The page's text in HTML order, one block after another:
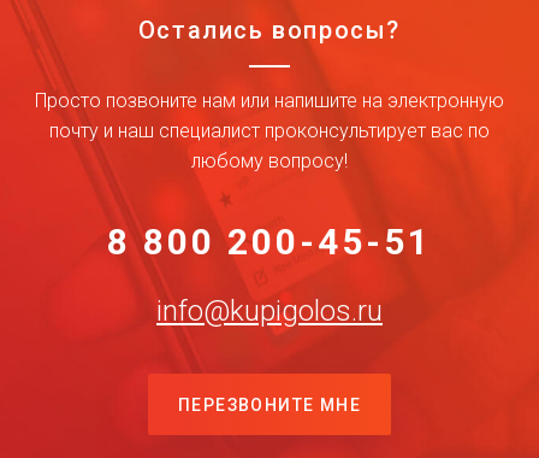
Остались вопросы?
Просто позвоните нам или напишите на электронную
почту и наш специалист проконсультирует вас по
любому вопросу!
8 800 200-45-51
info@kupigolos.ru
ПЕРЕЗВОНИТЕ МНЕ